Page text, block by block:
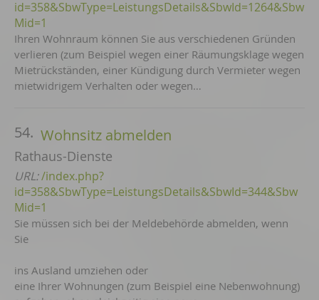
id=358&SbwType=LeistungsDetails&SbwId=1264&Sbw
Mid=1
Ihren Wohnraum können Sie aus verschiedenen Gründen
verlieren (zum Beispiel wegen einer Räumungsklage wegen
Mietrückständen, einer Kündigung durch Vermieter wegen
mietwidrigem Verhalten oder wegen…
54. Wohnsitz abmelden
Rathaus-Dienste
URL:/index.php?
id=358&SbwType=LeistungsDetails&SbwId=344&Sbw
Mid=1
Sie müssen sich bei der Meldebehörde abmelden, wenn
Sie
ins Ausland umziehen oder
eine Ihrer Wohnungen (zum Beispiel eine Nebenwohnung)